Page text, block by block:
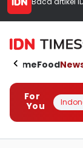
HomeFood
For
You